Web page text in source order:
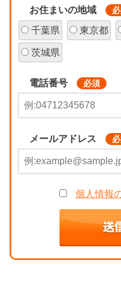
お住まいの地域
千葉県 東京都
茨城県
電話番号 必須
メールアドレス
個人情報